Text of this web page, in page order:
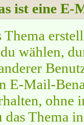
ist eine E-
Thema
wählen,
E-Mail-
ohne
das Thema